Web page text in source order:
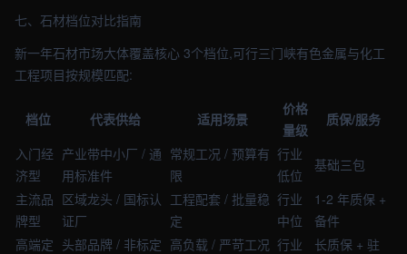
七、石材档位对比指南
新一年石材市场大体覆盖核心 3个档位,可行三门峡有色金属与化工
工程项目按规模匹配:
档位 代表供给 适用场景
价格
量级
质保/服务
入门经
济型
产业带中小厂 / 通
用标准件
常规工况 / 预算有
限
行业
低位
基础三包
主流品
牌型
区域龙头 / 国标认
证厂
工程配套 / 批量稳
定
行业
中位
1-2 年质保 +
备件
高端定 头部品牌 / 非标定 高负载 / 严苛工况 行业
长质保 + 驻